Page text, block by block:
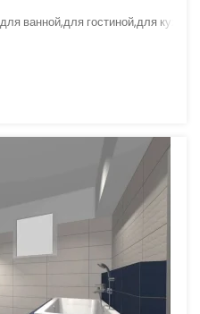
ванной,для гостиной,для кухни